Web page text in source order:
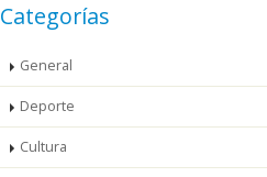
Categorías
General
Deporte
Cultura